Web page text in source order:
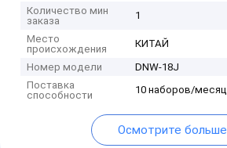
Количество мин
заказа
1
Место
происхождения
КИТАЙ
Номер модели
DNW-18J
Поставка
способности
10 наборов/месяц
Осмотрите больше